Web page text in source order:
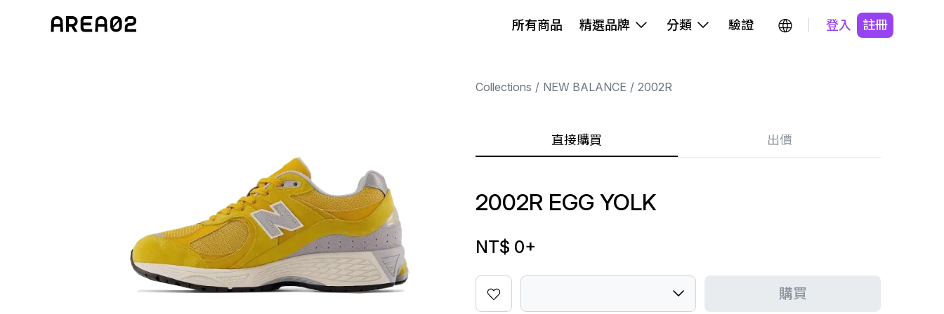
所有商品 精選品牌 分類 驗證 登入 註冊
Collections NEW BALANCE 2002R
直接購買 出價
2002R EGG YOLK
NT$ 0+
購買